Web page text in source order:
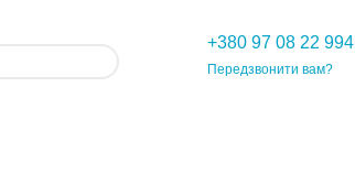
+380 97 08 22 994
Передзвонити вам?